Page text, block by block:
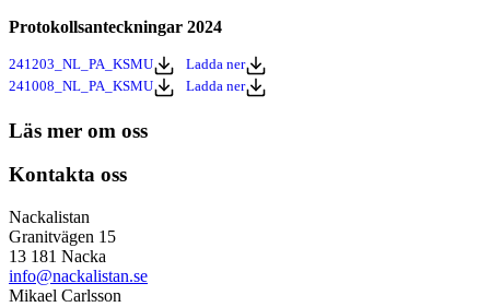
Protokollsanteckningar 2024
241203_NL_PA_KSMU
Ladda ner
241008_NL_PA_KSMU
Ladda ner
Läs mer om oss
Kontakta oss
Nackalistan
Granitvägen 15
13 181 Nacka
info@nackalistan.se
Mikael Carlsson